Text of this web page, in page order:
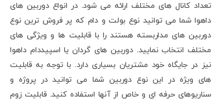
تعداد کانال های مختلف ارائه می شود. در انواع دوربین های
داهوا شما می توانید نوع بولت و دام که پر فروش ترین نوع
دوربین های مداربسته هستند را با قابلیت ها و ویژگی های
مختلف انتخاب نمایید. دوربین های گردان یا اسپیددام داهوا
نیز در جایگاه خود مشتریان بسیاری دارد. با توجه به قابلیت
های ویژه در این نوع دوربین شما می توانید در پروژه و
سناریوهای حرفه ای و خاص از آنها استفاده کنید. قابلیت زوم